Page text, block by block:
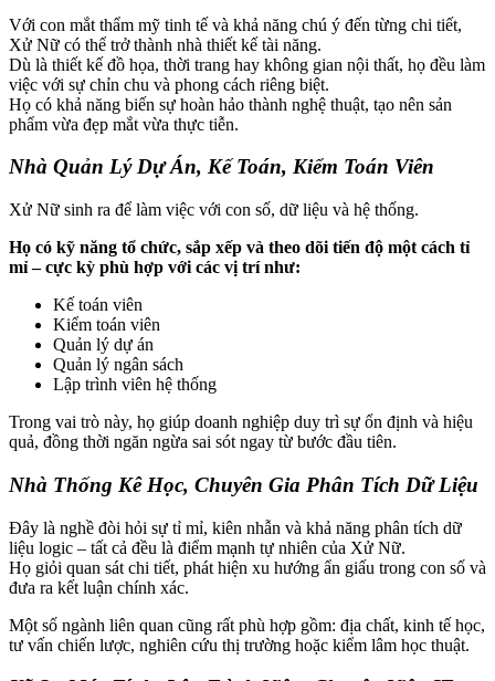
Với con mắt thẩm mỹ tinh tế và khả năng chú ý đến từng chi tiết,
Xử Nữ có thể trở thành nhà thiết kế tài năng.
Dù là thiết kế đồ họa, thời trang hay không gian nội thất, họ đều làm
việc với sự chỉn chu và phong cách riêng biệt.
Họ có khả năng biến sự hoàn hảo thành nghệ thuật, tạo nên sản
phẩm vừa đẹp mắt vừa thực tiễn.
Nhà Quản Lý Dự Án, Kế Toán, Kiểm Toán Viên
Xử Nữ sinh ra để làm việc với con số, dữ liệu và hệ thống.
Họ có kỹ năng tổ chức, sắp xếp và theo dõi tiến độ một cách tỉ
mỉ – cực kỳ phù hợp với các vị trí như:
Kế toán viên
Kiểm toán viên
Quản lý dự án
Quản lý ngân sách
Lập trình viên hệ thống
Trong vai trò này, họ giúp doanh nghiệp duy trì sự ổn định và hiệu
quả, đồng thời ngăn ngừa sai sót ngay từ bước đầu tiên.
Nhà Thống Kê Học, Chuyên Gia Phân Tích Dữ Liệu
Đây là nghề đòi hỏi sự tỉ mỉ, kiên nhẫn và khả năng phân tích dữ
liệu logic – tất cả đều là điểm mạnh tự nhiên của Xử Nữ.
Họ giỏi quan sát chi tiết, phát hiện xu hướng ẩn giấu trong con số và
đưa ra kết luận chính xác.
Một số ngành liên quan cũng rất phù hợp gồm: địa chất, kinh tế học,
tư vấn chiến lược, nghiên cứu thị trường hoặc kiểm lâm học thuật.